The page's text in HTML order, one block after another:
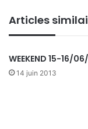
Articles
WEEKEND 15-16/
14 juin 2013